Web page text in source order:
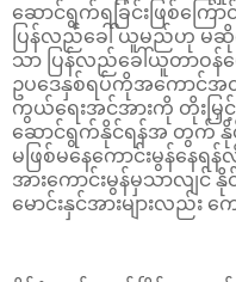
ဆောင်ရွက်ရခြင်းဖြစ်ကြေ
ပြန်လည်ခေါ် ယူမည်ဟု မ
သာ ပြန်လည်ခေါ်ယူတာဝန်ပ
ဥပဒေနှစ်ရပ်ကိုအကောင်အ
ကွယ်ရေးအင်အားကို တိုးမြှ
ဆောင်ရွက်နိုင်ရန်အ တွက် နိုင်
မဖြစ်မနေကောင်းမွန်နေရန်လို
အားကောင်းမွန်မှသာလျင် နို
မောင်းနှင်အားများလည်း က